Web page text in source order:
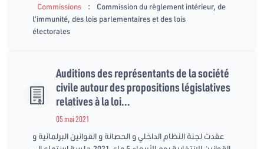
Commissions
:
Commission du règlement intérieur, de
l’immunité, des lois parlementaires et des lois
électorales
Auditions des représentants de la société
civile autour des propositions législatives
relatives à la loi...
05 mai 2021
عقدت لجنة النظام الداخلي و الحصانة و القوانين البرلمانية و